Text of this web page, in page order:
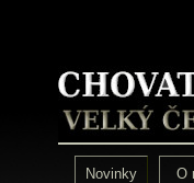
Novinky O